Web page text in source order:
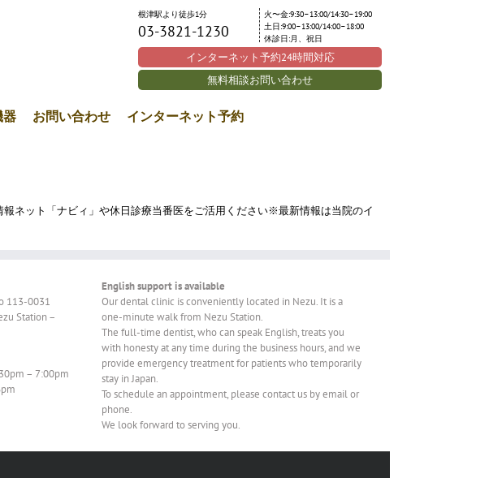
根津駅より徒歩1分
03-3821-1230
火〜金:9:30–13:00/14:30–19:00
土日:9:00–13:00/14:00–18:00
休診日:月、祝日
インターネット予約24時間対応
無料相談お問い合わせ
器 お問い合わせ インターネット予約
ネット「ナビィ」や休日診療当番医をご活用ください※最新情報は当院のイ
113-0031
Station –
– 7:00pm
English support is available
Our dental clinic is conveniently located in Nezu. It is a
one-minute walk from Nezu Station.
The full-time dentist, who can speak English, treats you
with honesty at any time during the business hours, and we
provide emergency treatment for patients who temporarily
stay in Japan.
To schedule an appointment, please contact us by email or
phone.
We look forward to serving you.